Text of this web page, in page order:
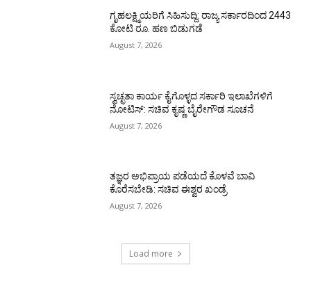
ಗೃಹಲಕ್ಷ್ಮಿಯರಿಗೆ ಸಿಹಿಸುದ್ದಿ: ರಾಜ್ಯ ಸರ್ಕಾರದಿಂದ 2443
ಕೋಟಿ ರೂ. ಹಣ ಬಿಡುಗಡೆ
August 7, 2026
ಸ್ವಚ್ಛತಾ ಕಾರ್ಯ ಕೈಗೊಳ್ಳದ ಸರ್ಕಾರಿ ಇಲಾಖೆಗಳಿಗೆ
ನೋಟಿಸ್: ಸಚಿವ ಕೃಷ್ಣ ಬೈರೇಗೌಡ ಸೂಚನೆ
August 7, 2026
ತಜ್ಞರ ಅಭಿಪ್ರಾಯ ಪಡೆಯದೆ ಕೊಳವೆ ಬಾವಿ
ಕೊರೆಸಬೇಡಿ: ಸಚಿವ ಈಶ್ವರ ಖಂಡ್ರೆ
August 7, 2026
Load more